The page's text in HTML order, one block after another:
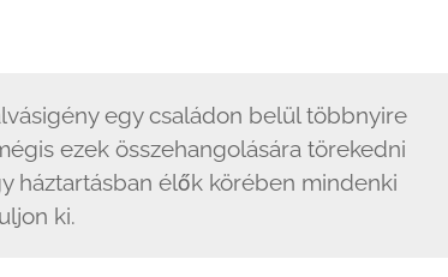
egy családon belül többnyire
ezek összehangolására törekedni
háztartásban élők körében mindenki
ki.